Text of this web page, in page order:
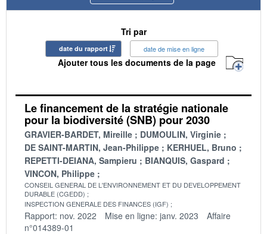
Tri par
date du rapport date de mise en ligne
Ajouter tous les documents de la page
Le financement de la stratégie nationale
pour la biodiversité (SNB) pour 2030
GRAVIER-BARDET, Mireille
DUMOULIN, Virginie
DE SAINT-MARTIN, Jean-Philippe
KERHUEL, Bruno
REPETTI-DEIANA, Sampieru
BIANQUIS, Gaspard
VINCON, Philippe
CONSEIL GENERAL DE L'ENVIRONNEMENT ET DU DEVELOPPEMENT
DURABLE (CGEDD)
INSPECTION GENERALE DES FINANCES (IGF)
Rapport: nov. 2022 Mise en ligne: janv. 2023
Affaire
n°014389-01